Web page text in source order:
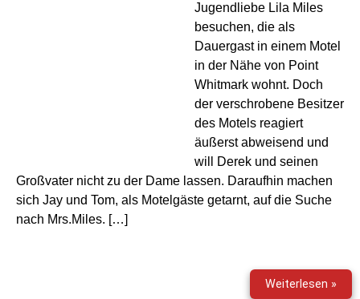
Jugendliebe Lila Miles
besuchen, die als
Dauergast in einem Motel
in der Nähe von Point
Whitmark wohnt. Doch
der verschrobene Besitzer
des Motels reagiert
äußerst abweisend und
will Derek und seinen
Großvater nicht zu der Dame lassen. Daraufhin machen
sich Jay und Tom, als Motelgäste getarnt, auf die Suche
nach Mrs.Miles. […]
Weiterlesen »